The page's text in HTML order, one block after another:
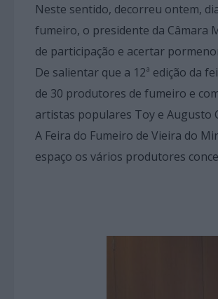
Neste sentido, decorreu ontem,
fumeiro, o presidente da Câmara
de participação e acertar
De salientar que a 12ª edição da
de 30 produtores de fumeiro e
artistas populares Toy e Augusto
A Feira do Fumeiro de Vieira do
espaço os vários produtores